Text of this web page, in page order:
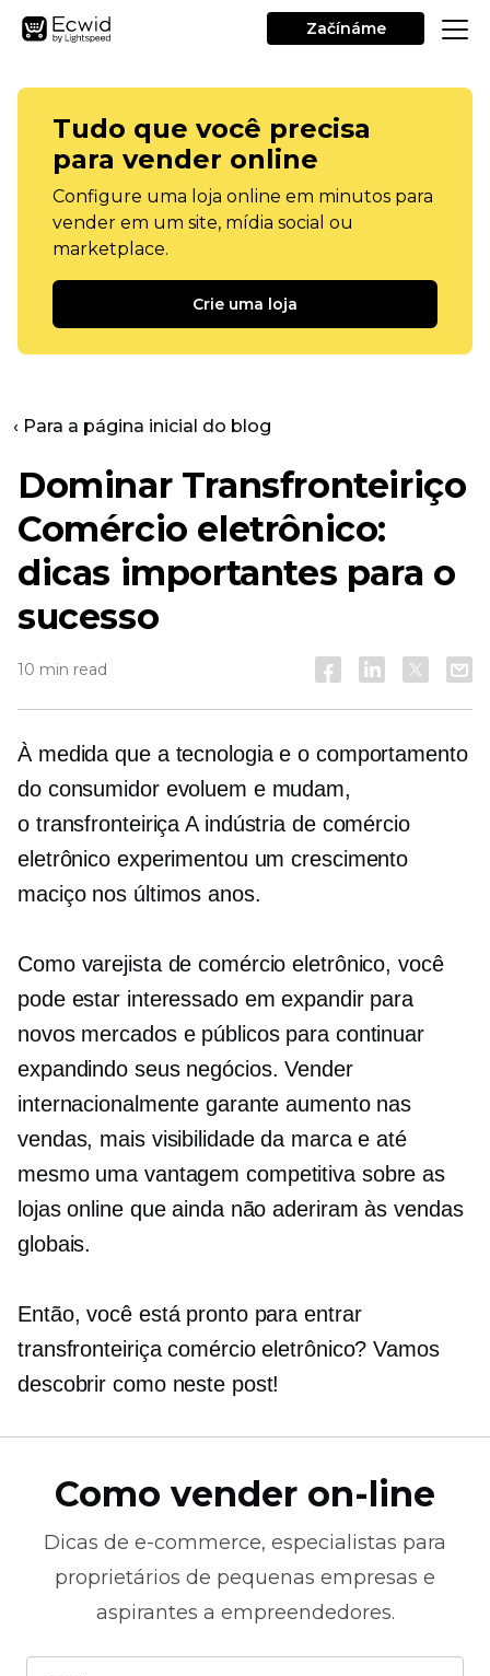
Začínáme
Tudo que você precisa
para vender online
Configure uma loja online em minutos para
vender em um site, mídia social ou
marketplace.
Crie uma loja
‹ Para a página inicial do blog
Dominar Transfronteiriço
Comércio eletrônico:
dicas importantes para o
sucesso
10 min read
À medida que a tecnologia e o comportamento
do consumidor evoluem e mudam,
o transfronteiriça A indústria de comércio
eletrônico experimentou um crescimento
maciço nos últimos anos.
Como varejista de comércio eletrônico, você
pode estar interessado em expandir para
novos mercados e públicos para continuar
expandindo seus negócios. Vender
internacionalmente garante aumento nas
vendas, mais visibilidade da marca e até
mesmo uma vantagem competitiva sobre as
lojas online que ainda não aderiram às vendas
globais.
Então, você está pronto para entrar
transfronteiriçacomércio eletrônico? Vamos
descobrir como neste post!
Como vender on-line
Dicas de e-commerce, especialistas para
proprietários de pequenas empresas e
aspirantes a empreendedores.